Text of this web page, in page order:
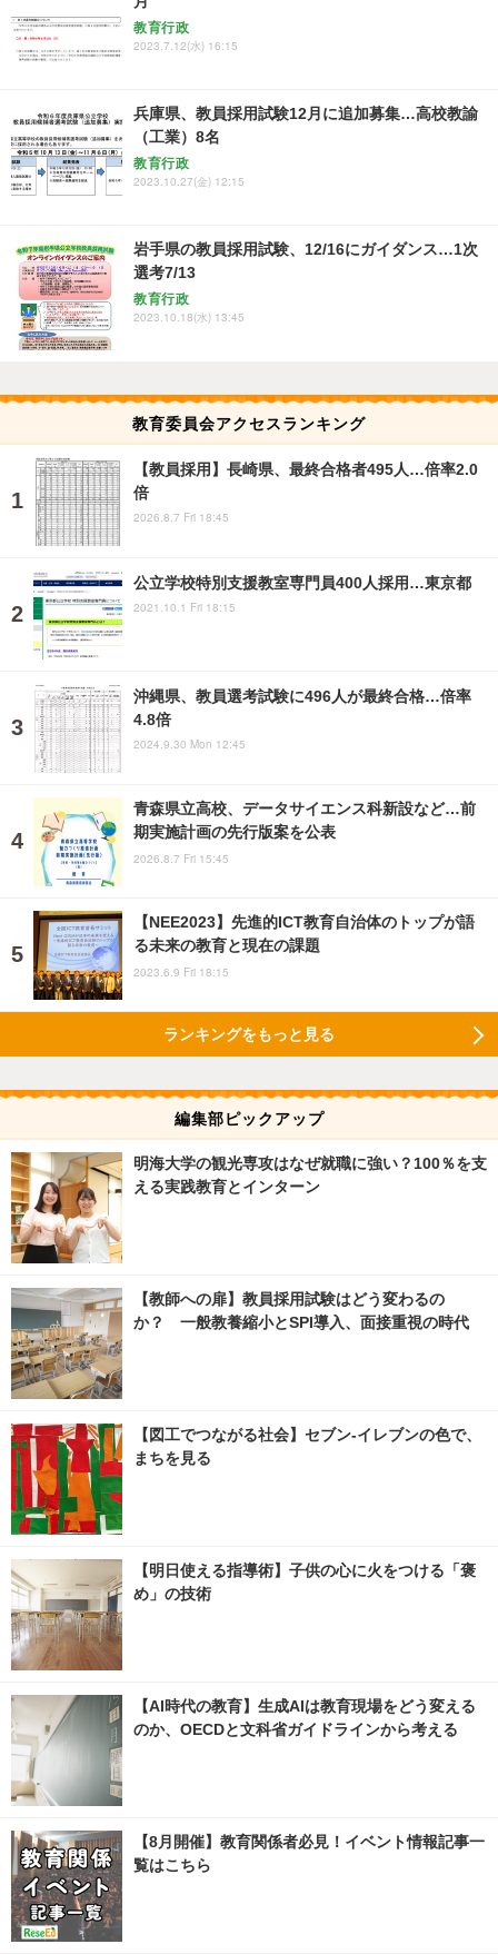
教育行政
2023.7.12(水) 16:15
兵庫県、教員採用試験12月に追加募集…高校教諭
（工業）8名
教育行政
2023.10.27(金) 12:15
岩手県の教員採用試験、12/16にガイダンス…1次
選考7/13
教育行政
2023.10.18(水) 13:45
教育委員会アクセスランキング
【教員採用】長崎県、最終合格者495人…倍率2.0
倍
2026.8.7 Fri 18:45
公立学校特別支援教室専門員400人採用…東京都
2021.10.1 Fri 18:15
沖縄県、教員選考試験に496人が最終合格…倍率
4.8倍
2024.9.30 Mon 12:45
青森県立高校、データサイエンス科新設など…前
期実施計画の先行版案を公表
2026.8.7 Fri 15:45
【NEE2023】先進的ICT教育自治体のトップが語
る未来の教育と現在の課題
2023.6.9 Fri 18:15
ランキングをもっと見る
編集部ピックアップ
明海大学の観光専攻はなぜ就職に強い？100％を支
える実践教育とインターン
【教師への扉】教員採用試験はどう変わるの
か？ 一般教養縮小とSPI導入、面接重視の時代
【図工でつながる社会】セブン‐イレブンの色で、
まちを見る
【明日使える指導術】子供の心に火をつける「褒
め」の技術
【AI時代の教育】生成AIは教育現場をどう変える
のか、OECDと文科省ガイドラインから考える
【8月開催】教育関係者必見！イベント情報記事一
覧はこちら